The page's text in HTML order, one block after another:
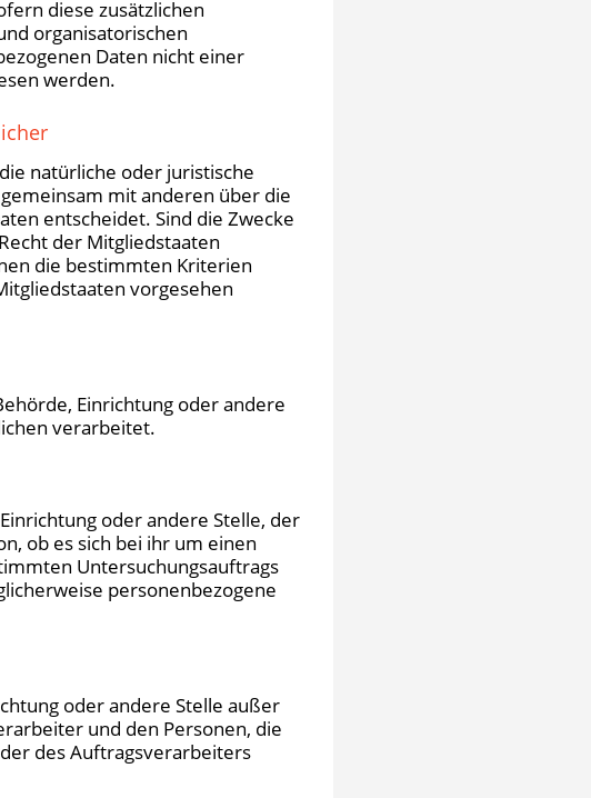
diese zusätzlichen
organisatorischen
Daten nicht einer
werden.
natürliche oder juristische
mit anderen über die
entscheidet. Sind die Zwecke
der Mitgliedstaaten
die bestimmten Kriterien
vorgesehen
Einrichtung oder andere
verarbeitet.
oder andere Stelle, der
ob es sich bei ihr um einen
Untersuchungsauftrags
personenbezogene
oder andere Stelle außer
und den Personen, die
des Auftragsverarbeiters